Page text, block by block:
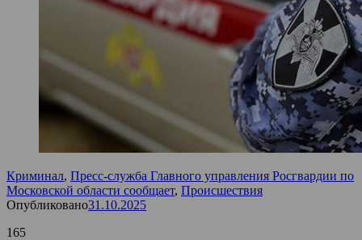
Криминал, Пресс-служба Главного управления Росгвардии по
Московской области сообщает, Происшествия
Опубликовано31.10.2025
165